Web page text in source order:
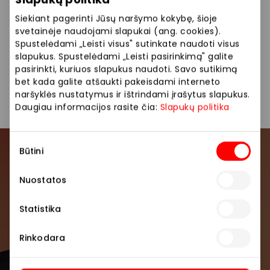
Siekiant pagerinti Jūsų naršymo kokybę, šioje
svetainėje naudojami slapukai (ang. cookies).
Spustelėdami „Leisti visus" sutinkate naudoti visus
slapukus. Spustelėdami „Leisti pasirinkimą" galite
pasirinkti, kuriuos slapukus naudoti. Savo sutikimą
bet kada galite atšaukti pakeisdami interneto
naršyklės nustatymus ir ištrindami įrašytus slapukus.
Daugiau informacijos rasite čia: Slapukų politika
pasirinkimas
Būtini
Nuostatos
Statistika
Rinkodara
suknelės, švarkai, kelnės, prabangūs drabužiai.
Kontaktiniai tel. nr.: +370 61654068; +370 46 319117.
Drabužiai Parduotuvės
Pirmieji sužinokite apie geriausius pasiūlymus,